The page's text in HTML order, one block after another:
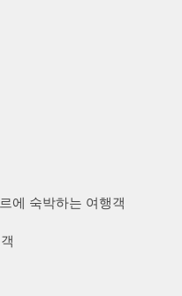
에 숙박하는 여행객